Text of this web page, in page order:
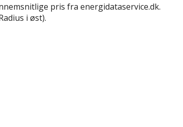
pris fra energidataservice.dk.
i øst).